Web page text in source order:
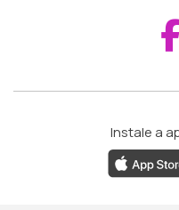
Instale a